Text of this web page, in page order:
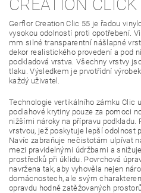
CREATION
Gerflor Creation Clic 55 je řadou
vysokou odolností proti opotřebení.
mm silné transparentní nášlapné
dekor realistického provedení a pod
podkladová vrstva. Všechny vrstvy
tlaku. Výsledkem je prvotřídní
každý uživatel.
Technologie vertikálního zámku Clic
podlahové krytiny pouze za pomoci
nižšími nároky na přípravu podkladu.
vrstvou, jež poskytuje lepší odolnost
Navíc zabraňuje nečistotám ulpívat
mezi pravidelnými údržbami a
prostředků při úklidu. Povrchová
navržena tak, aby vyhověla nejen
domácnostech, ale svým
opravdu hodně zatěžovaných